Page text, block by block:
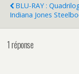
BLU-RAY :
Indiana Jones
1 réponse